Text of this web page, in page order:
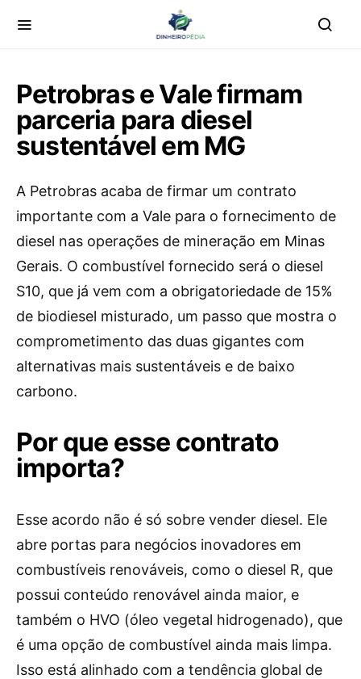
Petrobras e Vale firmam
parceria para diesel
sustentável em MG
A Petrobras acaba de firmar um contrato
importante com a Vale para o fornecimento de
diesel nas operações de mineração em Minas
Gerais. O combustível fornecido será o diesel
S10, que já vem com a obrigatoriedade de 15%
de biodiesel misturado, um passo que mostra o
comprometimento das duas gigantes com
alternativas mais sustentáveis e de baixo
carbono.
Por que esse contrato
importa?
Esse acordo não é só sobre vender diesel. Ele
abre portas para negócios inovadores em
combustíveis renováveis, como o diesel R, que
possui conteúdo renovável ainda maior, e
também o HVO (óleo vegetal hidrogenado), que
é uma opção de combustível ainda mais limpa.
Isso está alinhado com a tendência global de